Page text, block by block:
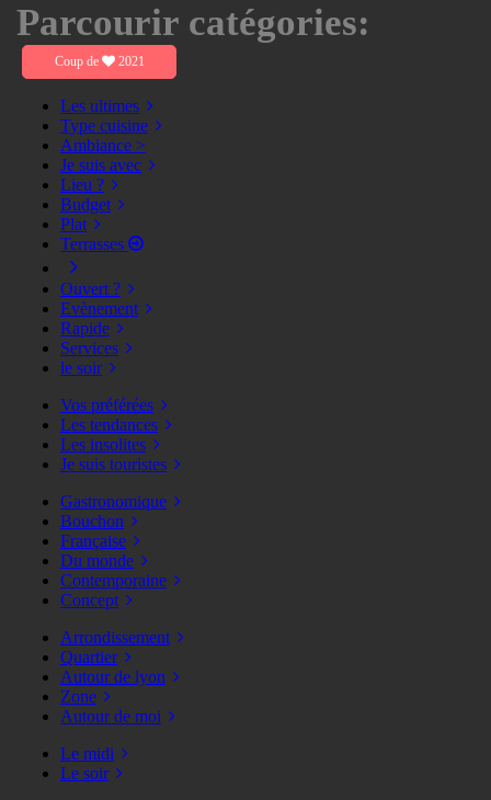
Parcourir catégories:
Coup de 2021
Les ultimes
Type cuisine
Ambiance >
Je suis avec
Lieu ?
Budget
Plat
Terrasses
Ouvert ?
Evènement
Rapide
Services
le soir
Vos préférées
Les tendances
Les insolites
Je suis touristes
Gastronomique
Bouchon
Française
Du monde
Contemporaine
Concept
Arrondissement
Quartier
Autour de lyon
Zone
Autour de moi
Le midi
Le soir